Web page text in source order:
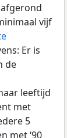
vijf
Er is
de
leeftijd
met
5
met ‘90